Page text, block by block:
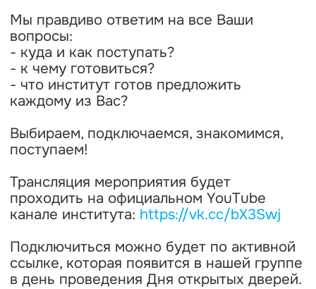
Мы правдиво ответим на все Ваши
вопросы:
- куда и как поступать?
- к чему готовиться?
- что институт готов предложить
каждому из Вас?
Выбираем, подключаемся, знакомимся,
поступаем!
Трансляция мероприятия будет
проходить на официальном YouTube
канале института: https://vk.cc/bX3Swj
Подключиться можно будет по активной
ссылке, которая появится в нашей группе
в день проведения Дня открытых дверей.